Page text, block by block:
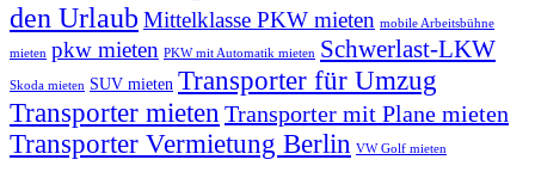
den Urlaub Mittelklasse PKW mieten mobile Arbeitsbühne
mieten pkw mieten PKW mit Automatik mieten Schwerlast-LKW
Skoda mieten SUV mieten Transporter für Umzug
Transporter mieten Transporter mit Plane mieten
Transporter Vermietung Berlin VW Golf mieten